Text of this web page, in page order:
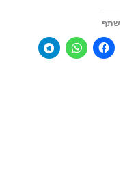
שתף